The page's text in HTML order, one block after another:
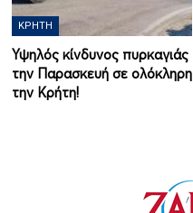
ΚΡΉΤΗ
Υψηλός κίνδυνος πυρκαγιάς
την Παρασκευή σε ολόκληρη
την Κρήτη!